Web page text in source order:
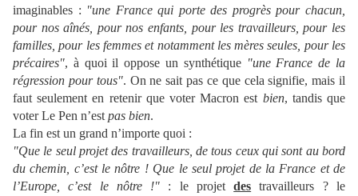
imaginables : "une France qui porte des progrès pour chacun,
pour nos aînés, pour nos enfants, pour les travailleurs, pour les
familles, pour les femmes et notamment les mères seules, pour les
précaires", à quoi il oppose un synthétique "une France de la
régression pour tous". On ne sait pas ce que cela signifie, mais il
faut seulement en retenir que voter Macron est bien, tandis que
voter Le Pen n’est pas bien.
La fin est un grand n’importe quoi :
"Que le seul projet des travailleurs, de tous ceux qui sont au bord
du chemin, c’est le nôtre ! Que le seul projet de la France et de
l’Europe, c’est le nôtre !" : le projetdes travailleurs ? le